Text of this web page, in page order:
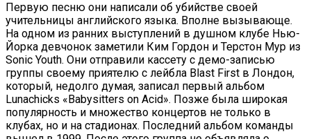
Первую песню они написали об убийстве своей
учительницы английского языка. Вполне вызывающе.
На одном из ранних выступлений в душном клубе Нью-
Йорка девчонок заметили Ким Гордон и Терстон Мур из
Sonic Youth. Они отправили кассету с демо-записью
группы своему приятелю с лейбла Blast First в Лондон,
который, недолго думая, записал первый альбом
Lunachicks «Babysitters on Acid». Позже была широкая
популярность и множество концертов не только в
клубах, но и на стадионах. Последний альбом команды